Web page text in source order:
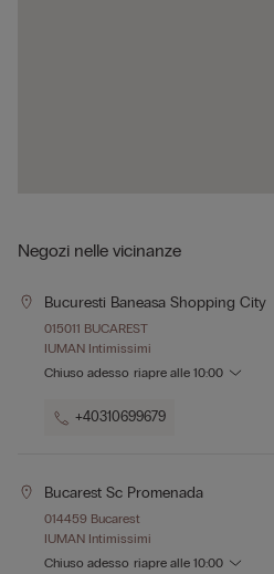
Negozi nelle vicinanze
Bucuresti Baneasa Shopping City
015011 BUCAREST
IUMAN Intimissimi
Chiuso adesso riapre alle 10:00
+40310699679
Bucarest Sc Promenada
014459 Bucarest
IUMAN Intimissimi
Chiuso adesso riapre alle 10:00